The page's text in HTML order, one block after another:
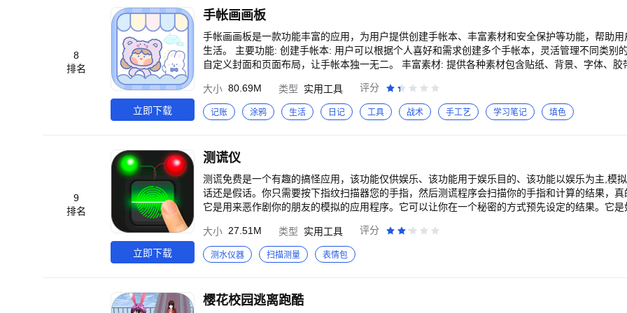
8
排名
立即下载
手帐画画板
手帐画画板是一款功能丰富的应用，为用户提供创建手帐本、丰富素材和安全保护等功能，帮助
生活。 主要功能: 创建手帐本: 用户可以根据个人喜好和需求创建多个手帐本，灵活管理不同类别的记录和计划。 支持
自定义封面和页面布局，让手帐本独一无二。 丰富素材: 提供各种素材包含贴纸、背景、字体、胶带、笔触等，让用户
容。 日历状态查看记录: 内置日历功能，用户可以根据日期快速浏览手帐记录，方便回顾过去的美好时光。 可以随时
编辑和添加新的记录，让用户的手帐与日历状态无缝连接。 密码锁保护: 提供密码锁功能，保护用户手帐的隐私和安
全，防止他人查看。 用户可以设置个人密码，确保手帐内容私密可靠。 多平台同步: 您记录美好生活的完美伴侣，帮
力吧！
大小 80.69M 类型 实用工具 评分
记账 涂鸦 生活 日记 工具 战术 手工艺 学习笔记 填色
9
排名
立即下载
测谎仪
测谎免费是一个有趣的搞怪应用，该功能仅供娱乐、该功能用于娱乐目的、该功能以娱乐为主,模
话还是假话。你只需要按下指纹扫描器您的手指，然后测谎程序会扫描你的手指和计算的结果，
它是用来恶作剧你的朋友的模拟的应用程序。它可以让你在一个秘密的方式预先设定的结果。它
电子信号图。 ☆允许你预设的结果恶作剧你的朋友！扫描时按音量键。（体积真理，音量-为谎言
大小 27.51M 类型 实用工具 评分
测水仪器 扫描测量 表情包
樱花校园逃离跑酷